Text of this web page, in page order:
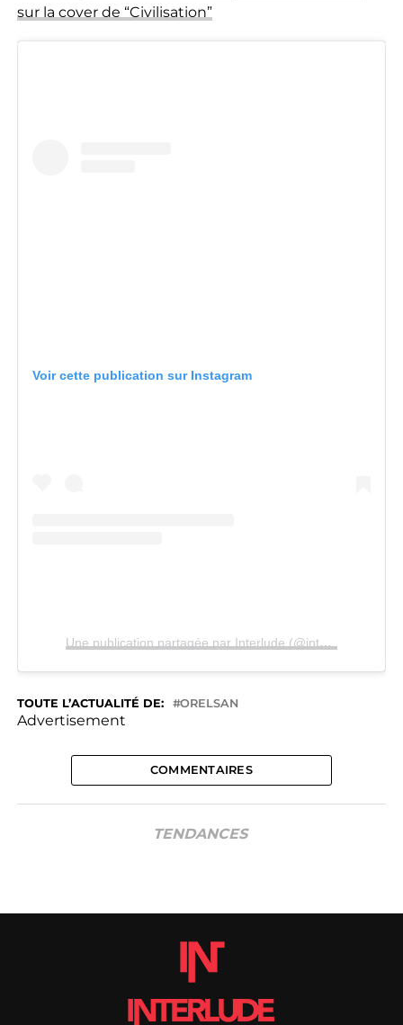
sur la cover de “Civilisation”
Voir cette publication sur Instagram
Une publication partagée par Interlude (@interlude)
TOUTE L’ACTUALITÉ DE: ORELSAN
Advertisement
COMMENTAIRES
TENDANCES